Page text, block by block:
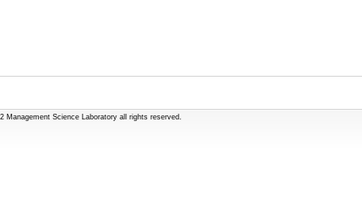
Management Science Laboratory all rights reserved.